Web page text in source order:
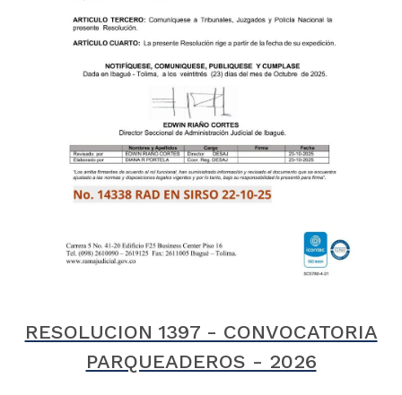
RESOLUCION 1397 - CONVOCATORIA
PARQUEADEROS - 2026